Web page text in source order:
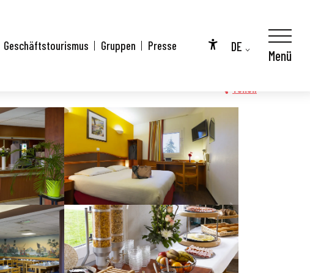
Accessibilité
DE
Geschäftstourismus Gruppen Presse
Menü
Teilen